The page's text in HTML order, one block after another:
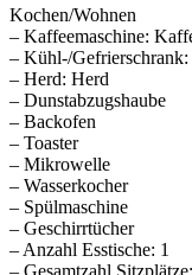
Kochen/Wohnen
– Kaffeemaschine:
– Kühl-/
– Herd: Herd
– Dunstabzugshaube
– Backofen
– Toaster
– Mikrowelle
– Wasserkocher
– Spülmaschine
– Geschirrtücher
– Anzahl Esstische: 1